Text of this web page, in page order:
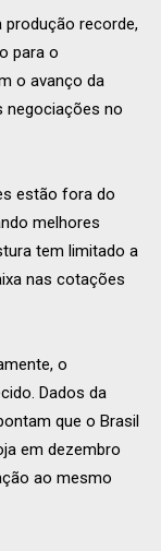
recorde,
para o
o avanço da
negociações no
estão fora do
melhores
tem limitado a
nas cotações
o
Dados da
que o Brasil
em dezembro
ao mesmo